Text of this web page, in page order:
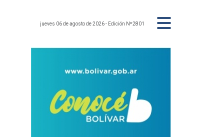
jueves 06 de agosto de 2026- Edición Nº2801